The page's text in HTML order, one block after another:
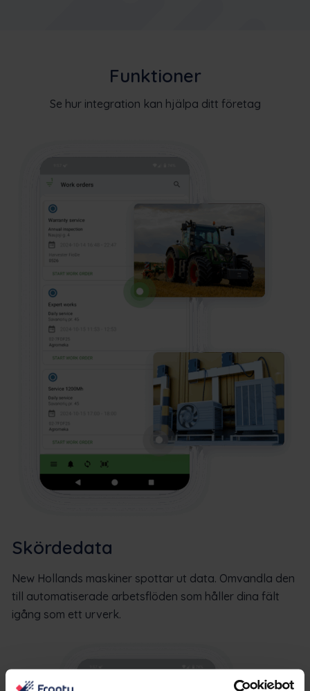
Funktioner
Se hur integration kan hjälpa ditt företag
Skördedata
New Hollands maskiner spottar ut data. Omvandla den
till automatiserade arbetsflöden som håller dina fält
igång som ett urverk.